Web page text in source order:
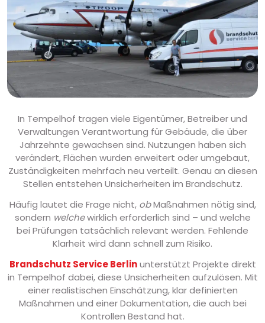
In Tempelhof tragen viele Eigentümer, Betreiber und
Verwaltungen Verantwortung für Gebäude, die über
Jahrzehnte gewachsen sind. Nutzungen haben sich
verändert, Flächen wurden erweitert oder umgebaut,
Zuständigkeiten mehrfach neu verteilt. Genau an diesen
Stellen entstehen Unsicherheiten im Brandschutz.
Häufig lautet die Frage nicht, obMaßnahmen nötig sind,
sondern welchewirklich erforderlich sind – und welche
bei Prüfungen tatsächlich relevant werden. Fehlende
Klarheit wird dann schnell zum Risiko.
Brandschutz Service Berlinunterstützt Projekte direkt
in Tempelhof dabei, diese Unsicherheiten aufzulösen. Mit
einer realistischen Einschätzung, klar definierten
Maßnahmen und einer Dokumentation, die auch bei
Kontrollen Bestand hat.